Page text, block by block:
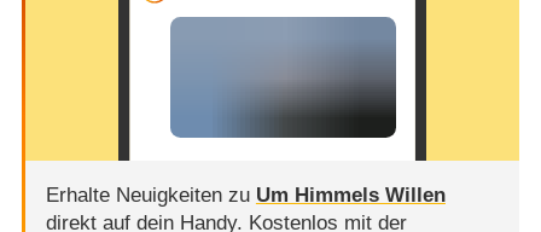
Erhalte Neuigkeiten zu Um Himmels Willen
direkt auf dein Handy. Kostenlos mit der